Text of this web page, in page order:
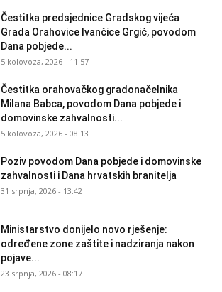
Čestitka predsjednice Gradskog vijeća
Grada Orahovice Ivančice Grgić, povodom
Dana pobjede...
5 kolovoza, 2026 - 11:57
Čestitka orahovačkog gradonačelnika
Milana Babca, povodom Dana pobjede i
domovinske zahvalnosti...
5 kolovoza, 2026 - 08:13
Poziv povodom Dana pobjede i domovinske
zahvalnosti i Dana hrvatskih branitelja
31 srpnja, 2026 - 13:42
Ministarstvo donijelo novo rješenje:
određene zone zaštite i nadziranja nakon
pojave...
23 srpnja, 2026 - 08:17